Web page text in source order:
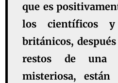
que es
los científicos y
británicos,
restos de una
misteriosa, están